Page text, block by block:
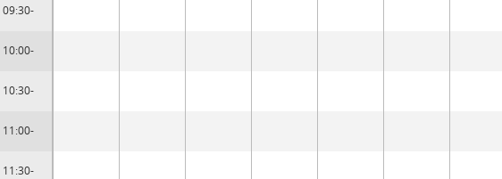
09:30-
10:00-
10:30-
11:00-
11:30-